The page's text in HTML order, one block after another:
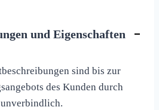
und Eigenschaften
sind bis zur
des Kunden durch